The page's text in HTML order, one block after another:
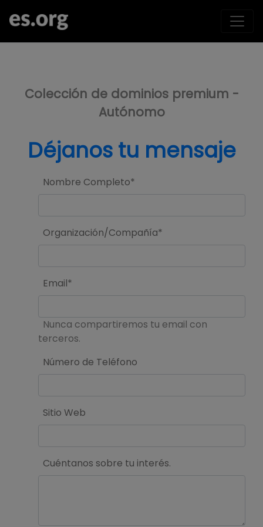
Colección de dominios premium -
Autónomo
Déjanos tu mensaje
Nombre Completo*
Organización/Compañía*
Email*
Nunca compartiremos tu email con
terceros.
Número de Teléfono
Sitio Web
Cuéntanos sobre tu interés.